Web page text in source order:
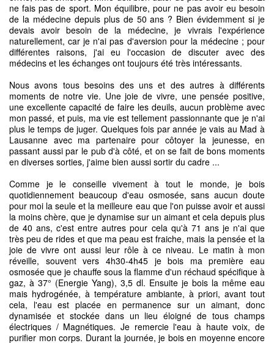
ne fais pas de sport. Mon équilibre, pour ne pas avoir eu besoin
de la médecine depuis plus de 50 ans ? Bien évidemment si je
devais avoir besoin de la médecine, je vivrais l'expérience
naturellement, car je n'ai pas d'aversion pour la médecine ; pour
différentes raisons, j'ai eu l'occasion de discuter avec des
médecins et les échanges ont toujours été très intéressants.
Nous avons tous besoins des uns et des autres à différents
moments de notre vie. Une joie de vivre, une pensée positive,
une excellente capacité de faire les deuils, aucun problème avec
mon passé, et puis, ma vie est tellement passionnante que je n'ai
plus le temps de juger. Quelques fois par année je vais au Mad à
Lausanne avec ma partenaire pour côtoyer la jeunesse, en
passant aussi par le pub d'à côté, et on se fait de bons moments
en diverses sorties, j'aime bien aussi sortir du cadre ...
Comme je le conseille vivement à tout le monde, je bois
quotidiennement beaucoup d'eau osmosée, sans aucun doute
pour moi la seule et la meilleure eau que l'on puisse avoir et aussi
la moins chère, que je dynamise sur un aimant et cela depuis plus
de 40 ans, c'est entre autres pour cela qu'à 71 ans je n'ai que
très peu de rides et que ma peau est fraiche, mais la pensée et la
joie de vivre ont aussi leur rôle à ce niveau. Le matin à mon
réveille, souvent vers 4h30-4h45 je bois ma première eau
osmosée que je chauffe sous la flamme d'un réchaud spécifique à
gaz, à 37° (Energie Yang), 3,5 dl. Ensuite je bois la même eau
mais hydrogénée, à température ambiante, à priori, avant tout
cela, l'eau est placée en permanence sur un aimant, donc
dynamisée et stockée dans un lieu éloigné de tous champs
électriques / Magnétiques. Je remercie l'eau à haute voix, de
purifier mon corps. Durant la journée, je bois en moyenne encore